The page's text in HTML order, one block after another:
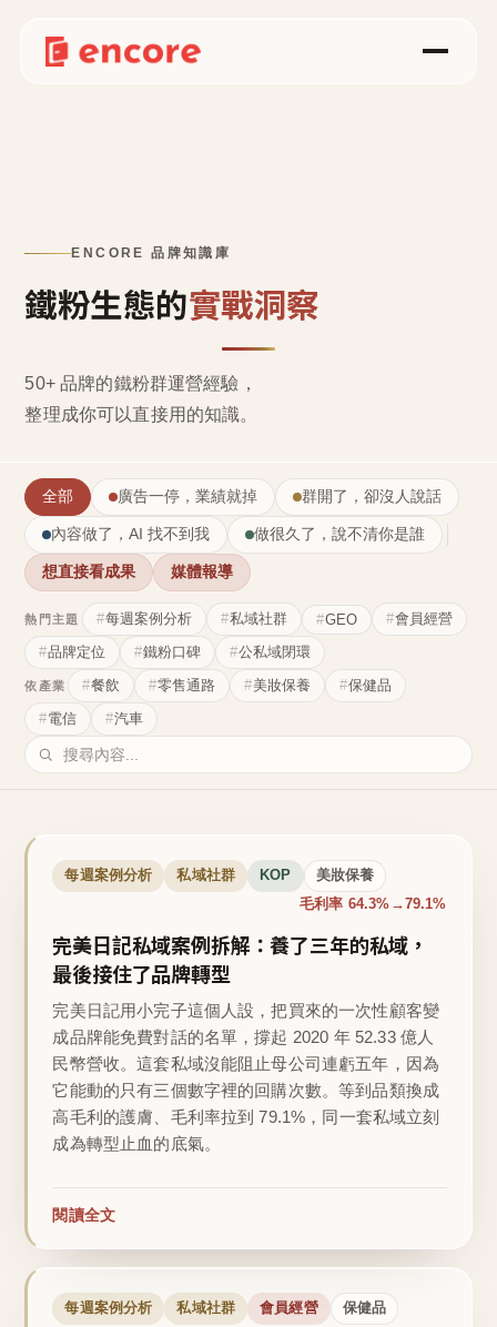
ENCORE 品牌知識庫
鐵粉生態的實戰洞察
50+ 品牌的鐵粉群運營經驗，
整理成你可以直接用的知識。
全部 廣告一停，業績就掉 群開了，卻沒人說話
內容做了，AI 找不到我 做很久了，說不清你是誰
想直接看成果 媒體報導
熱門主題 每週案例分析 私域社群 GEO
會員經營
品牌定位
鐵粉口碑 公私域閉環
依產業 餐飲 零售通路 美妝保養
保健品
電信
汽車
每週案例分析 私域社群 KOP 美妝保養
毛利率 64.3%→79.1%
完美日記私域案例拆解：養了三年的私域，
最後接住了品牌轉型
完美日記用小完子這個人設，把買來的一次性顧客變
成品牌能免費對話的名單，撐起 2020 年 52.33 億人
民幣營收。這套私域沒能阻止母公司連虧五年，因為
它能動的只有三個數字裡的回購次數。等到品類換成
高毛利的護膚、毛利率拉到 79.1%，同一套私域立刻
成為轉型止血的底氣。
閱讀全文
每週案例分析 私域社群 會員經營 保健品